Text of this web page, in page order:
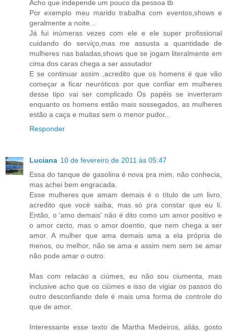
Acho que independe um pouco da pessoa tb
Por exemplo meu marido trabalha com eventos,shows e
geralmente a noite...
Já fui inúmeras vezes com ele e ele super profissional
cuidando do serviço,mas me assusta a quantidade de
mulheres nas baladas,shows que se jogam literalmente em
cima dos caras chega a ser assutador
E se continuar assim ,acredito que os homens é que vão
começar a ficar neuróticos por que confiar em mulheres
desse tipo vai ser complicado Os papéis se inverteram
enquanto os homens estão mais sossegados, as mulheres
estão a caça e muitas sem o menor pudor...
Responder
Luciana 10 de fevereiro de 2011 às 05:47
Essa do tanque de gasolina é nova pra mim, não conhecia,
mas achei bem engracada.
Esse mulheres que amam demais é o título de um livro,
acredito que vocë saiba, mas só pra constar que eu li.
Então, o 'amo demais' não é dito como um amor positivo e
o amor certo, mas o amor doentio, que nem chega a ser
amor. A mulher que ama demais ama a ela própria de
menos, ou melhor, não se ama e assim nem sem se amar
não pode amar o outro.
Mas com relacäo a ciúmes, eu não sou ciumenta, mas
inclusive acho que os ciúmes e isso de vigiar os passos do
outro desconfiando dele é mais uma forma de controle do
que de amor.
Interessante esse texto de Martha Medeiros, aliás, gosto